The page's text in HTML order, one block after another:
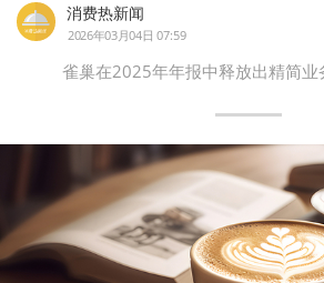
消费热新闻
2026年03月04日 07:59
雀巢在2025年年报中释放出精简业